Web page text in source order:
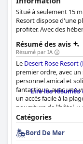
Situé à seulement 15
Resort dispose d'une
profiter. Avec des
choix pour des
Résumé des avis
Résumé par IA
Le Desert Rose Resort
premier ordre, avec
personnel amical et
fantastique, avec une
un accès facile à la
nourriture de l'hôtel, y
restaurants à la carte,
d'options. Tous les
propres et
l'ensemble du
Lire les résumés
Catégories
Bord De Mer